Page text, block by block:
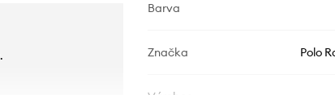
Barva
Značka Polo